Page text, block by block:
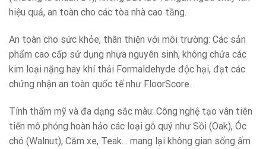
hiệu quả, an toàn cho các tòa nhà cao tầng.
An toàn cho sức khỏe, thân thiện với môi trường: Các sản
phẩm cao cấp sử dụng nhựa nguyên sinh, không chứa các
kim loại nặng hay khí thải Formaldehyde độc hại, đạt các
chứng nhận an toàn quốc tế như FloorScore.
Tính thẩm mỹ và đa dạng sắc màu: Công nghệ tạo vân tiên
tiến mô phỏng hoàn hảo các loại gỗ quý như Sồi (Oak), Óc
chó (Walnut), Căm xe, Teak… mang lại không gian sống ấm